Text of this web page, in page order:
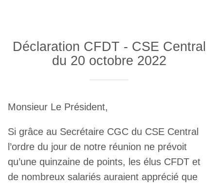
Déclaration CFDT - CSE Central
du 20 octobre 2022
Monsieur Le Président,
Si grâce au Secrétaire CGC du CSE Central
l’ordre du jour de notre réunion ne prévoit
qu’une quinzaine de points, les élus CFDT et
de nombreux salariés auraient apprécié que